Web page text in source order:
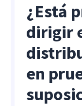
¿Está
dirigir
en